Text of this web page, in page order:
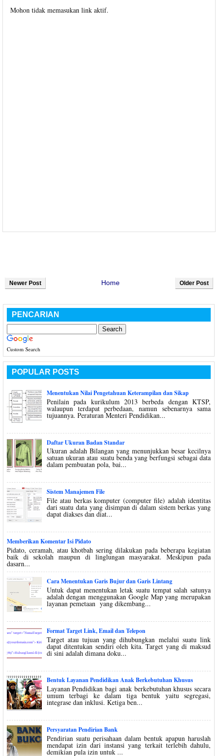
Mohon tidak memasukan link aktif.
Newer Post Older Post
Home
PENCARIAN
Custom Search
POPULAR POSTS
Menentukan Nilai Pengetahuan Keterampilan dan Sikap
Penilain pada kurikulum 2013 berbeda dengan KTSP,
walaupun terdapat perbedaan, namun sebenarnya sama
tujuannya. Peraturan Menteri Pendidikan...
Daftar Ukuran Badan Standar
Ukuran adalah Bilangan yang menunjukkan besar kecilnya
satuan ukuran atau suatu benda yang berfungsi sebagai data
dalam pembuatan pola, bai...
Sistem Manajemen File
File atau berkas komputer (computer file) adalah identitas
dari suatu data yang disimpan di dalam sistem berkas yang
dapat diakses dan diat...
Memberikan Komentar Isi Pidato
Pidato, ceramah, atau khotbah sering dilakukan pada beberapa kegiatan
baik di sekolah maupun di linglungan masyarakat. Meskipun pada
dasarn...
Cara Menentukan Garis Bujur dan Garis Lintang
Untuk dapat menentukan letak suatu tempat salah satunya
adalah dengan menggunakan Google Map yang merupakan
layanan pemetaan yang dikembang...
Format Target Link, Email dan Telepon
Target atau tujuan yang dihubungkan melalui suatu link
dapat ditentukan sendiri oleh kita. Target yang di maksud
di sini adalah dimana doku...
Bentuk Layanan Pendidikan Anak Berkebutuhan Khusus
Layanan Pendidikan bagi anak berkebutuhan khusus secara
umum terbagi ke dalam tiga bentuk yaitu segregasi,
integrase dan inklusi. Ketiga ben...
Persyaratan Pendirian Bank
Pendirian suatu perisahaan dalam bentuk apapun haruslah
mendapat izin dari instansi yang terkait terlebih dahulu,
demikian pula izin untuk ...